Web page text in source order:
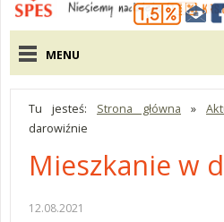
MENU
Tu jesteś: Strona główna »
darowiźnie
Mieszkanie w
12.08.2021